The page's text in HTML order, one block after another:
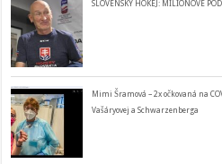
SLOVENSKÝ HOKEJ: MILIÓNOVÉ
Mimi Šramová – 2x očkovaná na
Vašáryovej a Schwarzenberga